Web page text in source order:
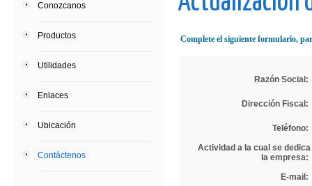
Conozcanos
Productos
Utilidades
Enlaces
Ubicación
Contáctenos
Complete el siguiente formulario,
Razón Social:
Dirección Fiscal:
Teléfono:
Actividad a la cual se dedica
la empresa:
E-mail: